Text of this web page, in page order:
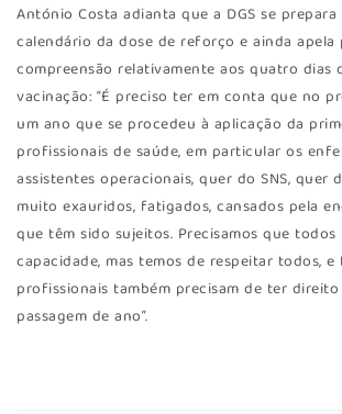
António Costa adianta que a DGS se
calendário da dose de reforço e ainda apela
compreensão relativamente aos quatro dias
vacinação: “É preciso ter em conta que no
um ano que se procedeu à aplicação da
profissionais de saúde, em particular os
assistentes operacionais, quer do SNS, quer
muito exauridos, fatigados, cansados pela
que têm sido sujeitos. Precisamos que
capacidade, mas temos de respeitar todos,
profissionais também precisam de ter
passagem de ano”.